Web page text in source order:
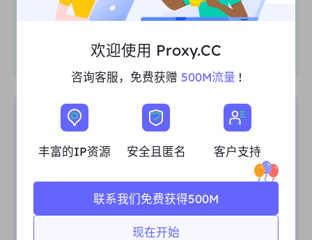
搜索引擎优化
轻松收集有价值的 SEO 数据，开展竞品研
究，监测搜索结果，获取地区市场洞察。
欢迎使用 Proxy.CC
咨询客服，免费获赠 500M流量 !
丰富的IP资源 安全且匿名 客户支持
现在开始
联系我们免费获得500M